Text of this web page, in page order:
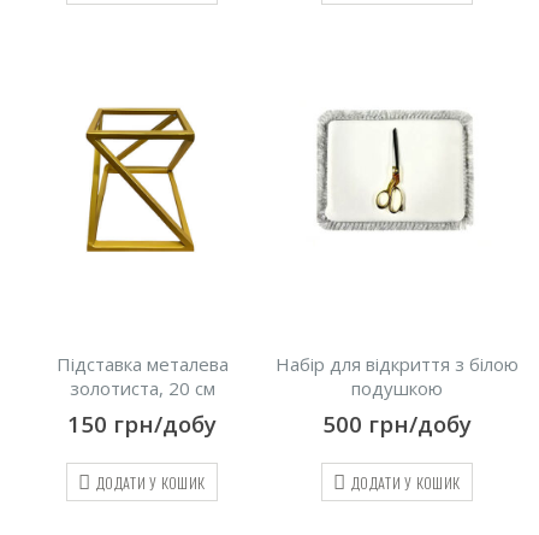
Підставка металева
золотиста, 20 см
150 грн/добу
ДОДАТИ У КОШИК
Набір для відкриття з білою
подушкою
500 грн/добу
ДОДАТИ У КОШИК